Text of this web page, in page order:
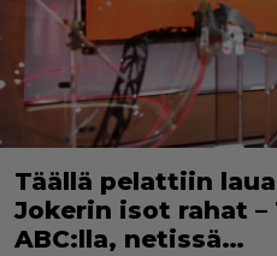
Täällä pelattiin
Jokerin isot rahat –
ABC:lla, netissä…